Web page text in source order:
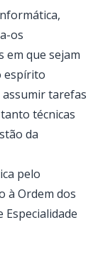
os
em que sejam
espírito
assumir tarefas
técnicas
da
pelo
à Ordem dos
Especialidade